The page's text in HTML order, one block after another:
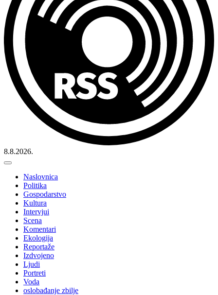
8.8.2026.
Naslovnica
Politika
Gospodarstvo
Kultura
Intervjui
Scena
Komentari
Ekologija
Reportaže
Izdvojeno
Ljudi
Portreti
Voda
oslobađanje zbilje